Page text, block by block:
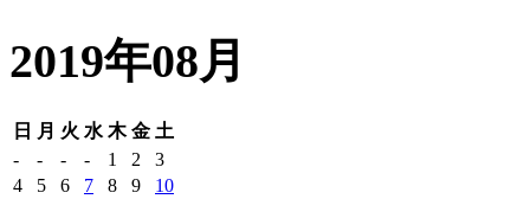
2019年08月
日 月 火 水 木 金 土
-
- - - 1 2
3
4
5 6 7 8 9
10